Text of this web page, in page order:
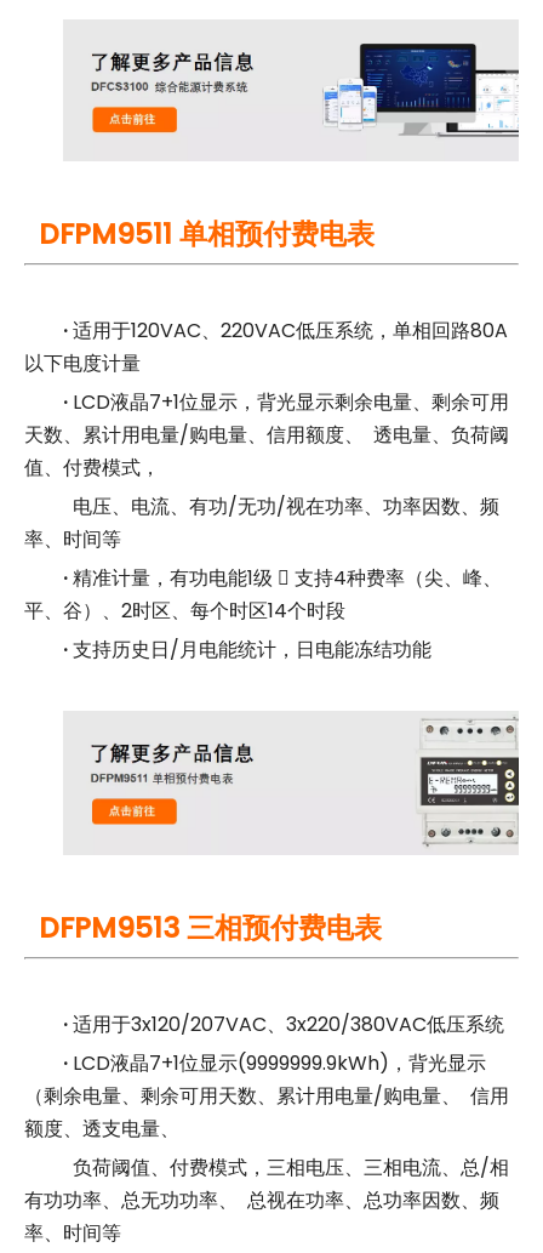
DFPM9511 单相预付费电表
·适用于120VAC、220VAC低压系统，单相回路80A
以下电度计量
· LCD液晶7+1位显示，背光显示剩余电量、剩余可用
天数、累计用电量/购电量、信用额度、 透电量、负荷阈
值、付费模式，
电压、电流、有功/无功/视在功率、功率因数、频
率、时间等
·精准计量，有功电能1级  支持4种费率（尖、峰、
平、谷）、2时区、每个时区14个时段
·支持历史日/月电能统计，日电能冻结功能
DFPM9513 三相预付费电表
·适用于3x120/207VAC、3x220/380VAC低压系统
· LCD液晶7+1位显示(9999999.9kWh)，背光显示
（剩余电量、剩余可用天数、累计用电量/购电量、 信用
额度、透支电量、
负荷阈值、 付费模式，三相电压、三相电流、总/相
有功功率、总无功功率、 总视在功率、总功率因数、频
率、时间等